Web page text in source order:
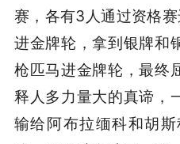
赛，各有3人通过资格
进金牌轮，拿到银牌和
枪匹马进金牌轮，最终
释人多力量大的真谛，
输给阿布拉缅科和胡